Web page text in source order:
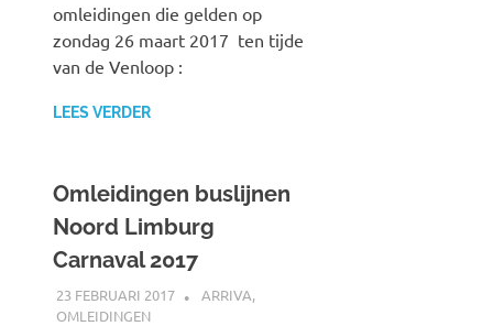
omleidingen die gelden op
zondag 26 maart 2017 ten tijde
van de Venloop :
LEES VERDER
Omleidingen buslijnen
Noord Limburg
Carnaval 2017
23 FEBRUARI 2017 JOHAN
ARRIVA,
OMLEIDINGEN